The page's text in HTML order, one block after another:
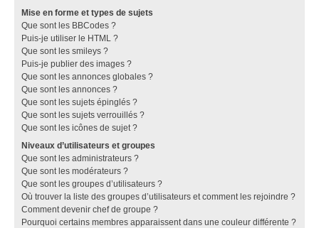
Mise en forme et types de sujets
Que sont les BBCodes ?
Puis-je utiliser le HTML ?
Que sont les smileys ?
Puis-je publier des images ?
Que sont les annonces globales ?
Que sont les annonces ?
Que sont les sujets épinglés ?
Que sont les sujets verrouillés ?
Que sont les icônes de sujet ?
Niveaux d’utilisateurs et groupes
Que sont les administrateurs ?
Que sont les modérateurs ?
Que sont les groupes d’utilisateurs ?
Où trouver la liste des groupes d’utilisateurs et comment les rejoindre ?
Comment devenir chef de groupe ?
Pourquoi certains membres apparaissent dans une couleur différente ?